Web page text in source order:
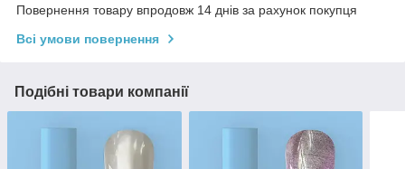
Повернення товару впродовж 14 днів за рахунок покупця
Всі умови повернення
Подібні товари компанії